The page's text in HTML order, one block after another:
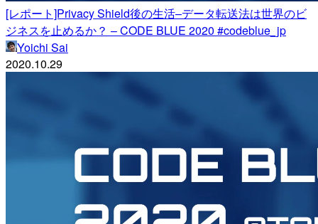
[レポート]Privacy Shield後の生活–データ転送法は世界のビ
ジネスを止めるか？ – CODE BLUE 2020 #codeblue_jp
Yoichi Sai
2020.10.29